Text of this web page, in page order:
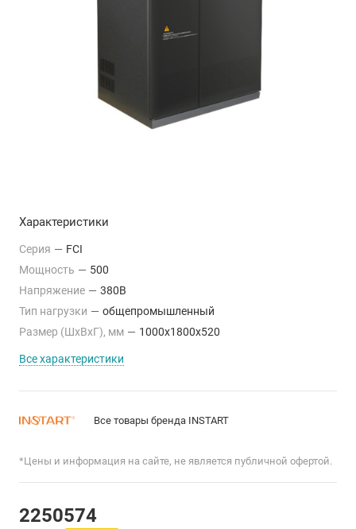
Характеристики
Серия — FCI
Мощность — 500
Напряжение — 380В
Тип нагрузки — общепромышленный
Размер (ШхВхГ), мм — 1000x1800x520
Все характеристики
Все товары бренда INSTART
*Цены и информация на сайте, не является публичной офертой.
2250574